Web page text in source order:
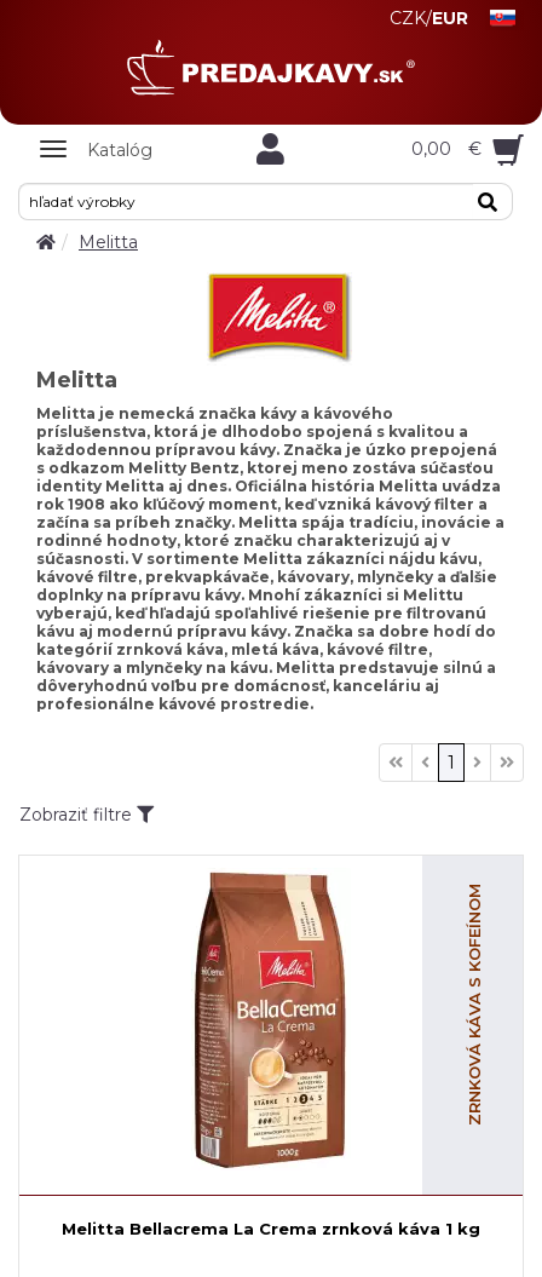
CZK/EUR
Zobrazit
Katalóg 0,00 €
Melitta
Melitta
Melitta je nemecká značka kávy a kávového
príslušenstva, ktorá je dlhodobo spojená s kvalitou a
každodennou prípravou kávy. Značka je úzko prepojená
s odkazom Melitty Bentz, ktorej meno zostáva súčasťou
identity Melitta aj dnes. Oficiálna história Melitta uvádza
rok 1908 ako kľúčový moment, keď vzniká kávový filter a
začína sa príbeh značky. Melitta spája tradíciu, inovácie a
rodinné hodnoty, ktoré značku charakterizujú aj v
súčasnosti. V sortimente Melitta zákazníci nájdu kávu,
kávové filtre, prekvapkávače, kávovary, mlynčeky a ďalšie
doplnky na prípravu kávy. Mnohí zákazníci si Melittu
vyberajú, keď hľadajú spoľahlivé riešenie pre filtrovanú
kávu aj modernú prípravu kávy. Značka sa dobre hodí do
kategórií zrnková káva, mletá káva, kávové filtre,
kávovary a mlynčeky na kávu. Melitta predstavuje silnú a
dôveryhodnú voľbu pre domácnosť, kanceláriu aj
profesionálne kávové prostredie.
1
Zobraziť filtre
ZRNKOVÁ KÁVA S KOFEÍNOM
Melitta Bellacrema La Crema zrnková káva 1 kg